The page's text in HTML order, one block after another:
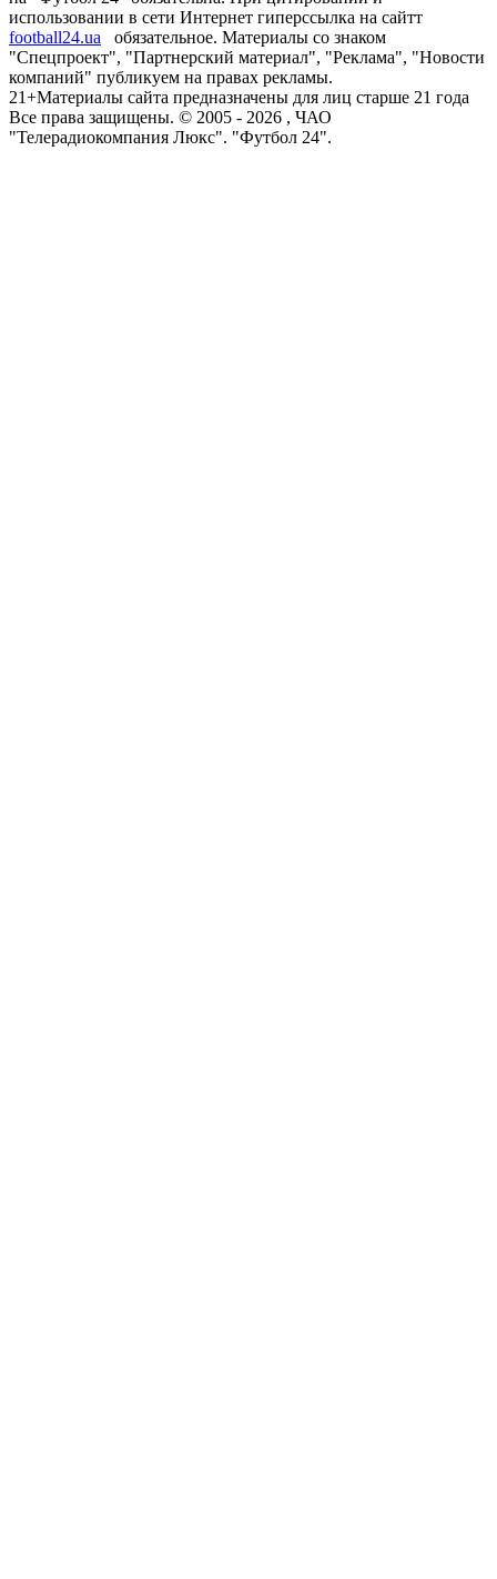
использовании в сети Интернет гиперссылка на сайтт
football24.ua
обязательное. Материалы со знаком
"Спецпроект", "Партнерский материал", "Реклама", "Новости
компаний" публикуем на правах рекламы.
21+Материалы сайта предназначены для лиц старше 21 года
Все права защищены. © 2005 - 2026 , ЧАО
"Телерадиокомпания Люкс". "Футбол 24".